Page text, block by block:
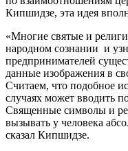
Кипшидзе, эта идея
«Многие святые и
народном сознании и
предпринимателей
данные изображения в
Считаем, что подобное
случаях может вводить
Священные символы и
вызывать у человека
сказал Кипшидзе.